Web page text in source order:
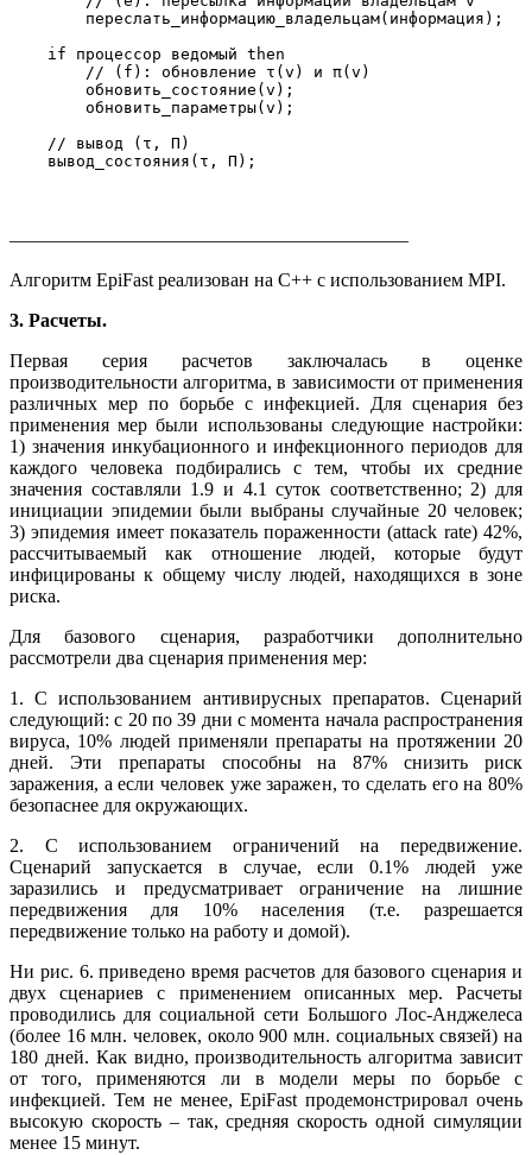
        переслать_информацию_владельцам(информация);
    if процессор ведомый then
        // (f): обновление τ(v) и π(v)
        обновить_состояние(v);
        обновить_параметры(v);
    // вывод (τ, Π)
—————————————————————
Алгоритм EpiFast реализован на C++ с использованием MPI.
3. Расчеты.
Первая серия расчетов заключалась в оценке
производительности алгоритма, в зависимости от применения
различных мер по борьбе с инфекцией. Для сценария без
применения мер были использованы следующие настройки:
1) значения инкубационного и инфекционного периодов для
каждого человека подбирались с тем, чтобы их средние
значения составляли 1.9 и 4.1 суток соответственно; 2) для
инициации эпидемии были выбраны случайные 20 человек;
3) эпидемия имеет показатель пораженности (attack rate) 42%,
рассчитываемый как отношение людей, которые будут
инфицированы к общему числу людей, находящихся в зоне
риска.
Для базового сценария, разработчики дополнительно
рассмотрели два сценария применения мер:
1. С использованием антивирусных препаратов. Сценарий
следующий: с 20 по 39 дни с момента начала распространения
вируса, 10% людей применяли препараты на протяжении 20
дней. Эти препараты способны на 87% снизить риск
заражения, а если человек уже заражен, то сделать его на 80%
безопаснее для окружающих.
2. С использованием ограничений на передвижение.
Сценарий запускается в случае, если 0.1% людей уже
заразились и предусматривает ограничение на лишние
передвижения для 10% населения (т.е. разрешается
передвижение только на работу и домой).
Ни рис. 6. приведено время расчетов для базового сценария и
двух сценариев с применением описанных мер. Расчеты
проводились для социальной сети Большого Лос-Анджелеса
(более 16 млн. человек, около 900 млн. социальных связей) на
180 дней. Как видно, производительность алгоритма зависит
от того, применяются ли в модели меры по борьбе с
инфекцией. Тем не менее, EpiFast продемонстрировал очень
высокую скорость – так, средняя скорость одной симуляции
менее 15 минут.